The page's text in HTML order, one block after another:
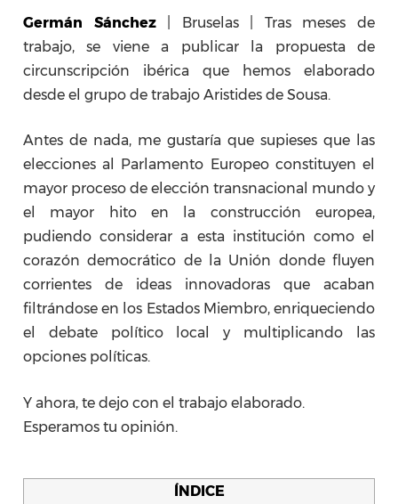
Germán Sánchez| Bruselas | Tras meses de
trabajo, se viene a publicar la propuesta de
circunscripción ibérica que hemos elaborado
desde el grupo de trabajo Aristides de Sousa.
Antes de nada, me gustaría que supieses que las
elecciones al Parlamento Europeo constituyen el
mayor proceso de elección transnacional mundo y
el mayor hito en la construcción europea,
pudiendo considerar a esta institución como el
corazón democrático de la Unión donde fluyen
corrientes de ideas innovadoras que acaban
filtrándose en los Estados Miembro, enriqueciendo
el debate político local y multiplicando las
opciones políticas.
Y ahora, te dejo con el trabajo elaborado.
Esperamos tu opinión.
ÍNDICE